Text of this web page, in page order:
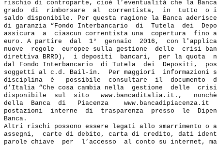
rischio di controparte, cioè l’eventualità che la
grado  di  rimborsare  al  correntista,  in  tutto  o
saldo disponibile. Per questa ragione la Banca
di garanzia “Fondo Interbancario  di  Tutela  dei
assicura  a  ciascun correntista una  copertura  fino
euro. A partire  dal  1°  gennaio  2016,  con
nuove  regole  europee sulla gestione  delle  crisi
direttiva BRRD),  i depositi  bancari,  per la quota
dal Fondo Interbancario  di Tutela  dei  Depositi,
soggetti al c.d. Bail-in.  Per maggiori  informazioni
disciplina  è   possibile  consultare  il  documento
d’Italia “Che cosa cambia nella  gestione  delle
disponibile  sul  sito   www.bancaditalia.it.,
della  Banca  di   Piacenza
postazioni  interne  di  trasparenza  presso  le
Banca.
Altri rischi possono essere legati allo smarrimento
assegni,  carte di debito, carta di credito, dati
parole chiave  per  l’accesso  al conto su internet,